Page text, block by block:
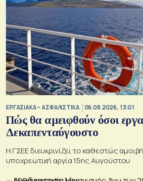
ΕΡΓΑΣΙΑΚΑ – ΑΣΦΑΛΙΣΤΙΚΑ 06.08.2026, 13:01
Πώς θα αμειφθούν όσοι
Δεκαπενταύγουστο
Η ΓΣΕΕ διευκρινίζει το καθεστώς
υποχρεωτική αργία 15ης Αυγούστου